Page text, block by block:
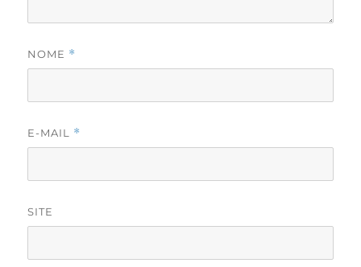
NOME *
E-MAIL *
SITE